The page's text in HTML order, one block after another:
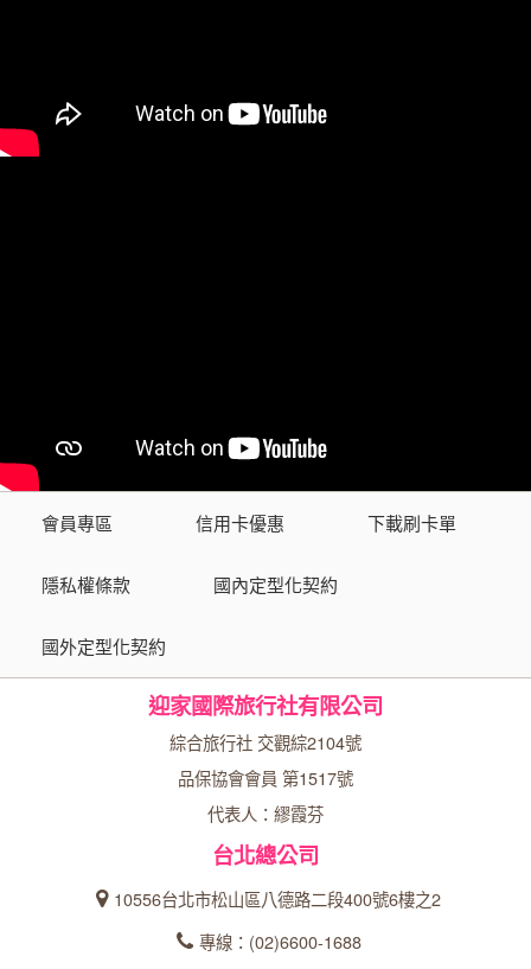
會員專區 信用卡優惠 下載刷卡單
隱私權條款 國內定型化契約
國外定型化契約
迎家國際旅行社有限公司
綜合旅行社 交觀綜2104號
品保協會會員 第1517號
代表人：繆霞芬
台北總公司
10556台北市松山區八德路二段400號6樓之2
專線：(02)6600-1688